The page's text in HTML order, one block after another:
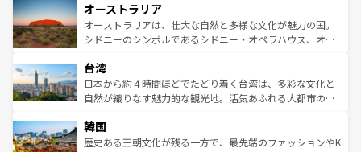
部のニューオーリンズでは、音楽と美食が融合した独特の
文化が魅力。旅行者はアメリカの各地域で異なる魅力を楽
しみながら、その多様性と豊かな歴史を感じることができ
ならではの贅沢な旅のスタイルだ。 なお、新着のアメリカ
情報はコンテンツ一覧を参照してほしい。
ワイ島は見逃せない。また、定番の観光地といえばオアフ
島だが、静かな自然を求めるならマウイ島やカウアイ島が
おすすめ。エメラルドグリーンに輝く海をはじめ、豊かな
れるおもてなしの心で訪れる人々を迎えてくれるハワイの
人々、おいしいローカルフードやハワイアンミュージッ
ク、伝統的なフラダンスなど、すべてがハワイの魅力を彩
ワイを、存分に味わってほしい。 なお、新着のハワイ情報
はコンテンツ一覧を参照してほしい。
オーストラリア
オーストラリアは、壮大な自然と多様な文化が魅力の国。
シドニーのシンボルであるシドニー・オペラハウス、オー
リアリーフや大陸中央部にそびえるウルル（エアーズロッ
ク）、タスマニアの美しい原生林やケアンズの熱帯雨林な
ど、見どころがたくさん。また、カフェやワイン、オージ
いる。アクティビティも充実しており、サーフィンやダイ
ビング、ハイキングなど、アウトドア好きにはたまらな
台湾
日本から約４時間ほどでたどり着く台湾は、多彩な文化と
自然が織りなす魅力的な観光地。活気あふれる大都市の台
ン）、静ひつな山岳地帯である台湾東部など、都市の喧騒
と山間の静けさが共存しており、訪れる人に新しい発見と
韓国
歴史ある王朝文化が残る一方で、最先端のファッションやK